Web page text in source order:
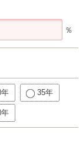
％
35年
年